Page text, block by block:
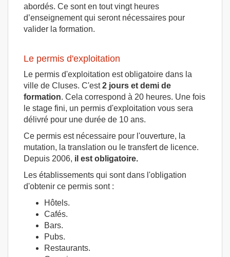
abordés. Ce sont en tout vingt heures
d’enseignement qui seront nécessaires pour
valider la formation.
Le permis d'exploitation
Le permis d'exploitation est obligatoire dans la
ville de Cluses. C'est2 jours et demi de
formation. Cela correspond à 20 heures. Une fois
le stage fini, un permis d'exploitation vous sera
délivré pour une durée de 10 ans.
Ce permis est nécessaire pour l'ouverture, la
mutation, la translation ou le transfert de licence.
Depuis 2006, il est obligatoire.
Les établissements qui sont dans l'obligation
d'obtenir ce permis sont :
Hôtels.
Cafés.
Bars.
Pubs.
Restaurants.